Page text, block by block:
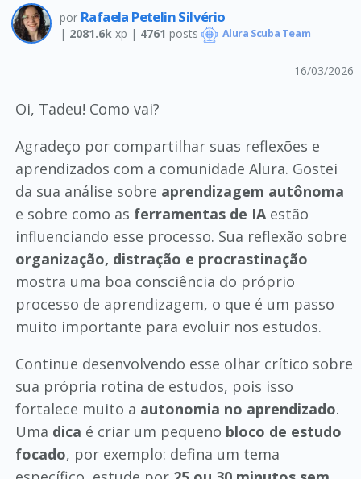
por Rafaela Petelin Silvério
| 2081.6k xp | 4761 posts Alura Scuba Team
16/03/2026
Oi, Tadeu! Como vai?
Agradeço por compartilhar suas reflexões e
aprendizados com a comunidade Alura. Gostei
da sua análise sobre aprendizagem autônoma
e sobre como as ferramentas de IAestão
influenciando esse processo. Sua reflexão sobre
organização, distração e procrastinação
mostra uma boa consciência do próprio
processo de aprendizagem, o que é um passo
muito importante para evoluir nos estudos.
Continue desenvolvendo esse olhar crítico sobre
sua própria rotina de estudos, pois isso
fortalece muito a autonomia no aprendizado.
Uma dica é criar um pequeno bloco de estudo
focado, por exemplo: defina um tema